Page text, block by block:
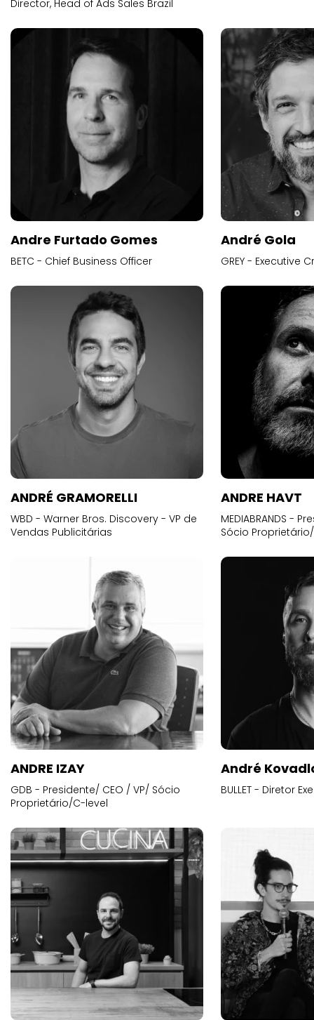
Director, Head of Ads Sales Brazil
Andre Furtado Gomes
BETC - Chief Business Officer
André Gola
GREY - Executive
ANDRÉ GRAMORELLI
WBD - Warner Bros. Discovery - VP de
Vendas Publicitárias
ANDRE HAVT
MEDIABRANDS -
Sócio
ANDRE IZAY
GDB - Presidente/ CEO / VP/ Sócio
Proprietário/C-level
André
BULLET - Diretor